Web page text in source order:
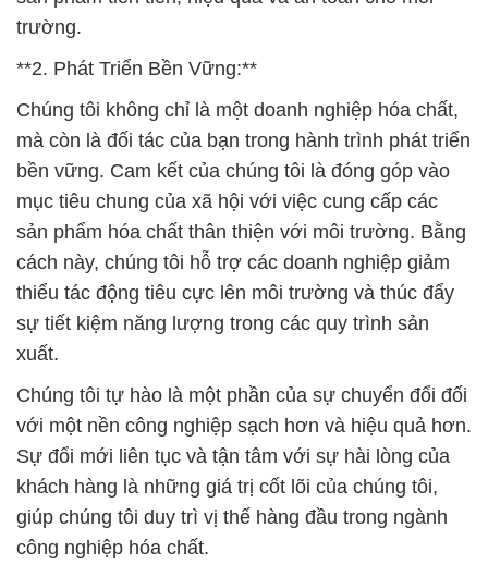
trường.
**2. Phát Triển Bền Vững:**
Chúng tôi không chỉ là một doanh nghiệp hóa chất,
mà còn là đối tác của bạn trong hành trình phát triển
bền vững. Cam kết của chúng tôi là đóng góp vào
mục tiêu chung của xã hội với việc cung cấp các
sản phẩm hóa chất thân thiện với môi trường. Bằng
cách này, chúng tôi hỗ trợ các doanh nghiệp giảm
thiểu tác động tiêu cực lên môi trường và thúc đẩy
sự tiết kiệm năng lượng trong các quy trình sản
xuất.
Chúng tôi tự hào là một phần của sự chuyển đổi đối
với một nền công nghiệp sạch hơn và hiệu quả hơn.
Sự đổi mới liên tục và tận tâm với sự hài lòng của
khách hàng là những giá trị cốt lõi của chúng tôi,
giúp chúng tôi duy trì vị thế hàng đầu trong ngành
công nghiệp hóa chất.